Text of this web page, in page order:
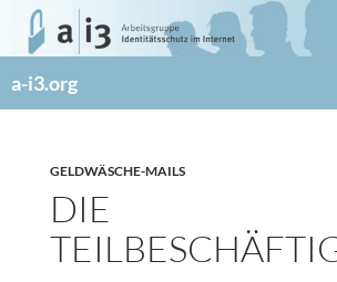
Zum
Inhalt
a-i3.org
GELDWÄSCHE-MAILS
DIE